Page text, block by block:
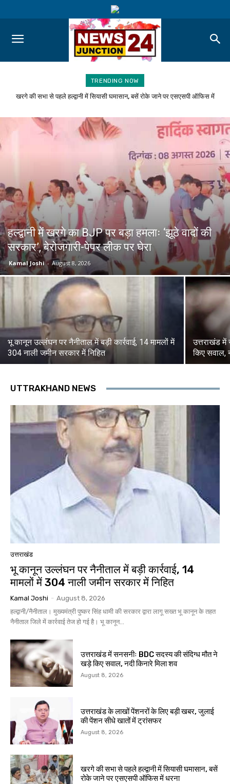
TRENDING NOW
हल्द्वानी में खरगे का BJP पर बड़ा हमलाः ‘झूठे वादों की सरकार’, बेरोजगारी-पेपर लीक पर
खरगे की सभा से पहले हल्द्वानी में सियासी घमासान, बसें रोके जाने पर एसएसपी ऑफिस में
हल्द्वानी में खरगे का BJP पर बड़ा हमलाः ‘झूठे वादों की
सरकार’, बेरोजगारी-पेपर लीक पर घेरा
Kamal Joshi - August 8, 2026
भू कानून उल्लंघन पर नैनीताल में बड़ी कार्रवाई, 14 मामलों में
304 नाली जमीन सरकार में निहित
उत्तराखंड
किए सवाल,
UTTRAKHAND NEWS
उत्तराखंड
भू कानून उल्लंघन पर नैनीताल में बड़ी कार्रवाई, 14
मामलों में 304 नाली जमीन सरकार में निहित
Kamal Joshi - August 8, 2026
हल्द्वानी/नैनीताल। मुख्यमंत्री पुष्कर सिंह धामी की सरकार द्वारा लागू सख्त भू कानून के तहत
नैनीताल जिले में कार्रवाई तेज हो गई है। भू कानून...
उत्तराखंड में सनसनीः BDC सदस्य की संदिग्ध मौत ने
खड़े किए सवाल, नदी किनारे मिला शव
August 8, 2026
उत्तराखंड के लाखों पेंशनरों के लिए बड़ी खबर, जुलाई
की पेंशन सीधे खातों में ट्रांसफर
August 8, 2026
खरगे की सभा से पहले हल्द्वानी में सियासी घमासान, बसें
रोके जाने पर एसएसपी ऑफिस में धरना